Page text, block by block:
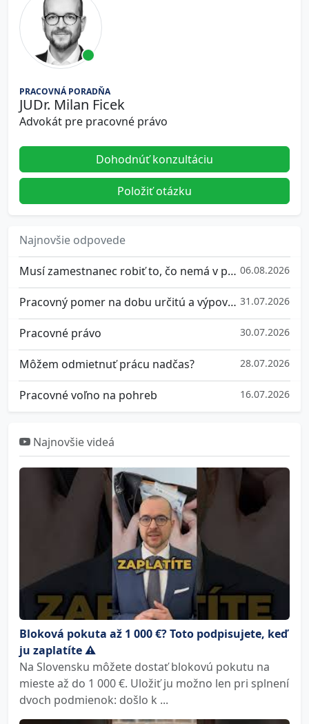
PRACOVNÁ PORADŇA
JUDr. Milan Ficek
Advokát pre pracovné právo
Dohodnúť konzultáciu
Položiť otázku
Najnovšie odpovede
Musí zamestnanec robiť to, čo nemá v popise práce? 06.08.2026
Pracovný pomer na dobu určitú a výpovedná doba 31.07.2026
Pracovné právo 30.07.2026
Môžem odmietnuť prácu nadčas? 28.07.2026
Pracovné voľno na pohreb 16.07.2026
Najnovšie videá
Bloková pokuta až 1 000 €? Toto podpisujete, keď
ju zaplatíte ⚠️
Na Slovensku môžete dostať blokovú pokutu na
mieste až do 1 000 €. Uložiť ju možno len pri splnení
dvoch podmienok: došlo k ...